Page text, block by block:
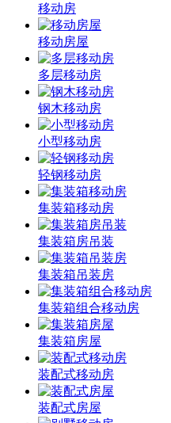
移动房
移动房屋
多层移动房
钢木移动房
小型移动房
轻钢移动房
集装箱移动房
集装箱房吊装
集装箱吊装房
集装箱组合移动房
集装箱房屋
装配式移动房
装配式房屋